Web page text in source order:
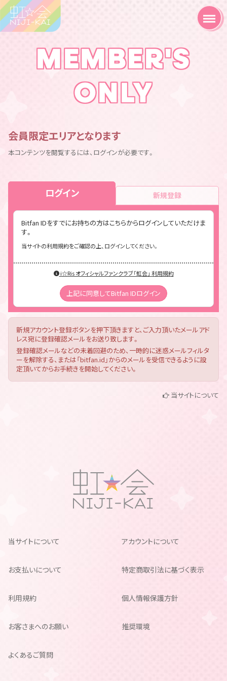
MEMBER'S
ONLY
会員限定エリアとなります
本コンテンツを閲覧するには、ログインが必要です。
ログイン 新規登録
Bitfan IDをすでにお持ちの方はこちらからログインしていただけま
す。
当サイトの利用規約をご確認の上、ログインしてください。
i☆Ris オフィシャルファンクラブ「虹会」 利用規約
上記に同意してBitfan IDログイン
新規アカウント登録ボタンを押下頂きますと、ご入力頂いたメールアド
レス宛に登録確認メールをお送り致します。
登録確認メールなどの未着回避のため、一時的に迷惑メールフィルタ
ーを解除する、または「bitfan.id」からのメールを受信できるように設
定頂いてからお手続きを開始してください。
当サイトについて
当サイトについて アカウントについて
お支払いについて 特定商取引法に基づく表示
利用規約 個人情報保護方針
お客さまへのお願い 推奨環境
よくあるご質問